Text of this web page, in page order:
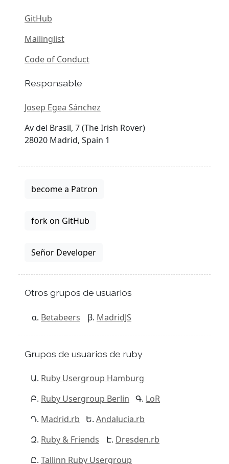
GitHub
Mailinglist
Code of Conduct
Responsable
Josep Egea Sánchez
Av del Brasil, 7 (The Irish Rover)
28020 Madrid, Spain 1
become a Patron
fork on GitHub
Señor Developer
Otros grupos de usuarios
Betabeers MadridJS
Grupos de usuarios de ruby
Ruby Usergroup Hamburg
Ruby Usergroup Berlin
LoR
Madrid.rb
Andalucia.rb
Ruby & Friends
Dresden.rb
Tallinn Ruby Usergroup